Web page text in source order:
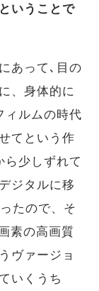
いうことで
あって､目の
、身体的に
ィルムの時代
てという作
少しずれて
ジタルに移
たので、そ
素の高画質
ヴァージョ
いくうち